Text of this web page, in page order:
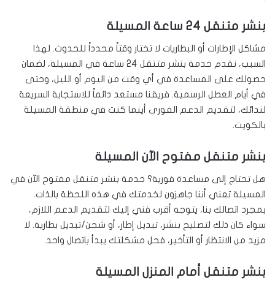
بنشر متنقل 24 ساعة المسيلة
مشاكل الإطارات أو البطاريات لا تختار وقتاً محدداً للحدوث. لهذا
السبب، نقدم خدمة بنشر متنقل 24 ساعة في المسيلة، لضمان
حصولك على المساعدة في أي وقت من اليوم أو الليل، وحتى
في أيام العطل الرسمية. فريقنا مستعد دائماً للاستجابة السريعة
لندائك، لتقديم الدعم الفوري أينما كنت في منطقة المسيلة
بالكويت.
بنشر متنقل مفتوح الآن المسيلة
هل تحتاج إلى مساعدة فورية؟ خدمة بنشر متنقل مفتوح الآن في
المسيلة تعني أننا جاهزون لخدمتك في هذه اللحظة بالذات.
بمجرد اتصالك بنا، يتوجه أقرب فني إليك لتقديم الدعم اللازم،
سواء كان ذلك لتصليح بنشر، تبديل إطار، أو شحن/تبديل بطارية. لا
مزيد من الانتظار أو التأخير، فحل مشكلتك يبدأ باتصال واحد.
بنشر متنقل أمام المنزل المسيلة